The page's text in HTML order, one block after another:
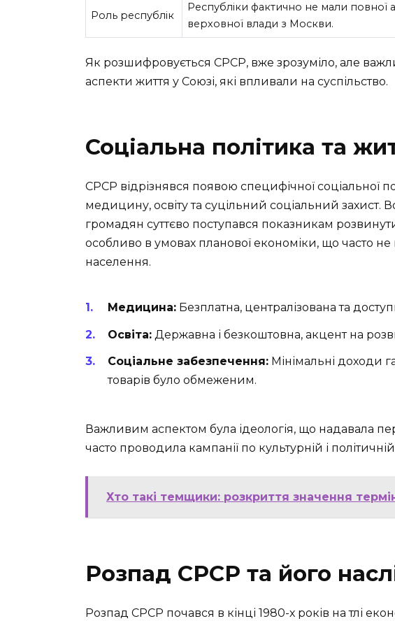
Роль республік
Республіки фактично не мали повної
верховної влади з Москви.
Як розшифровується СРСР, вже зрозуміло, але
аспекти життя у Союзі, які впливали на суспільство.
Соціальна політика та
СРСР відрізнявся появою специфічної соціальної
медицину, освіту та суцільний соціальний захист.
громадян суттєво поступався показникам
особливо в умовах планової економіки, що часто
населення.
Медицина: Безплатна, централізована та
Освіта: Державна і безкоштовна, акцент на
Соціальне забезпечення: Мінімальні доходи
товарів було обмеженим.
Важливим аспектом була ідеологія, що надавала
часто проводила кампанії по культурній і
Хто такі темщики: розкриття значення
Розпад СРСР та його
Розпад СРСР почався в кінці 1980-х років на тлі